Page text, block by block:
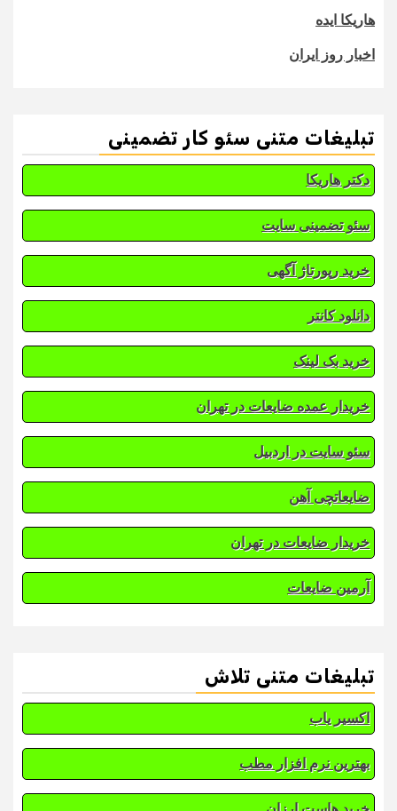
هاریکا ایده
اخبار روز ایران
تبلیغات متنی سئو کار تضمینی
دکتر هاریکا
سئو تضمینی سایت
خرید رپورتاژ آگهی
دانلود کانتر
خرید بک لینک
خریدار عمده ضایعات در تهران
سئو سایت در اردبیل
ضایعاتچی آهن
خریدار ضایعات در تهران
آرمین ضایعات
تبلیغات متنی تلاش
اکسیر یاب
بهترین نرم افزار مطب